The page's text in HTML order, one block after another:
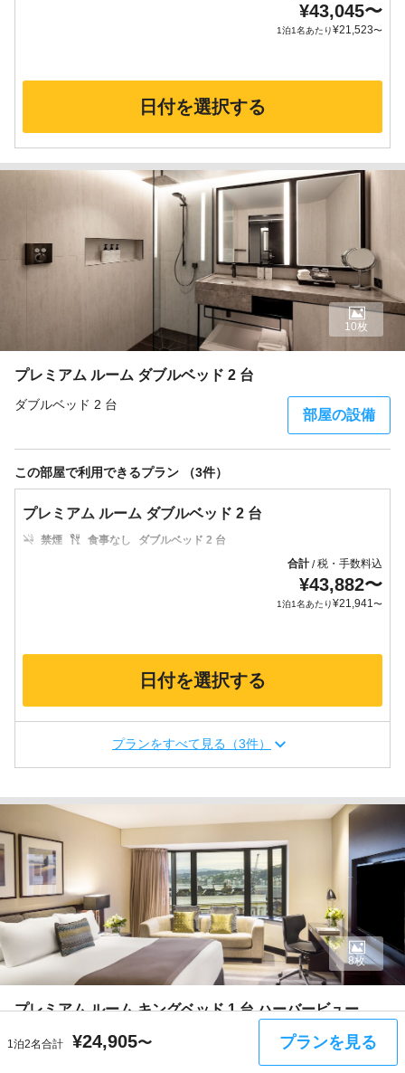
1泊2名合計 ¥24,905〜 プランを見る
¥43,045〜
1泊1名あたり¥21,523〜
日付を選択する
プレミアム ルーム ダブルベッド 2 台
ダブルベッド 2 台
部屋の設備
10枚
この部屋で利用できるプラン （3件）
プレミアム ルーム ダブルベッド 2 台
禁煙 食事なし
ダブルベッド 2 台
合計/税・手数料込
¥43,882〜
1泊1名あたり¥21,941〜
日付を選択する
プランをすべて見る（3件）
プレミアム ルーム キングベッド 1 台 ハーバービュー
キングベッド 1 台
部屋の設備
8枚